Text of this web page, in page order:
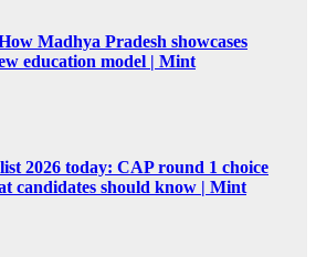
Madhya Pradesh showcases
education model | Mint
2026 today: CAP round 1 choice
candidates should know | Mint